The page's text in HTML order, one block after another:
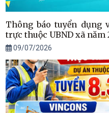
Thông báo tuyển dụng
trực thuộc UBND xã năm
09/07/2026